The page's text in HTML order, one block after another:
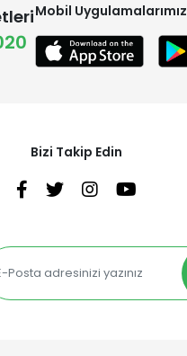
Mobil Uygulamalarımız
Bizi Takip Edin